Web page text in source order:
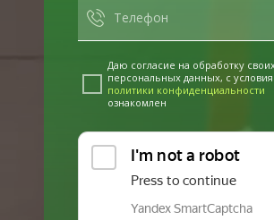
Даю согласие на обработку
персональных данных, с
политики конфиденциальности
ознакомлен